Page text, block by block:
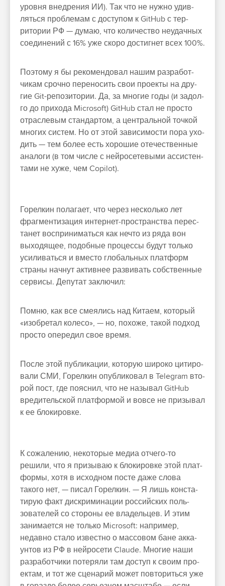
уров­ня внед­рения ИИ). Так что не нуж­но удив­
лять­ся проб­лемам с дос­тупом к GitHub с тер­
ритории РФ — думаю, что количес­тво неудач­ных
соеди­нений с 16% уже ско­ро дос­тигнет всех 100%.
По­это­му я бы рекомен­довал нашим раз­работ­
чикам сроч­но перено­сить свои про­екты на дру­
гие Git-репози­тории. Да, за мно­гие годы (и задол­
го до при­хода Microsoft) GitHub стал не прос­то
отрасле­вым стан­дартом, а цен­траль­ной точ­кой
мно­гих сис­тем. Но от этой зависи­мос­ти пора ухо­
дить — тем более есть хорошие оте­чес­твен­ные
ана­логи (в том чис­ле с ней­росете­выми ассистен­
тами не хуже, чем Copilot).
Го­рел­кин полага­ет, что через нес­коль­ко лет
фраг­менти­зация интернет‑прос­транс­тва перес­
танет вос­при­нимать­ся как неч­то из ряда вон
выходя­щее, подоб­ные про­цес­сы будут толь­ко
уси­ливать­ся и вмес­то гло­баль­ных плат­форм
стра­ны нач­нут активнее раз­вивать собс­твен­ные
сер­висы. Депутат зак­лючил:
Пом­ню, как все сме­ялись над Кита­ем, который
«изоб­ретал колесо», — но, похоже, такой под­ход
прос­то опе­редил свое вре­мя.
Пос­ле этой пуб­ликации, которую широко цитиро­
вали СМИ, Горел­кин опуб­ликовал в Telegram вто­
рой пост, где пояс­нил, что не называл GitHub
вре­дитель­ской плат­формой и вов­се не при­зывал
к ее бло­киров­ке.
К сожале­нию, некото­рые медиа отче­го‑то
решили, что я при­зываю к бло­киров­ке этой плат­
формы, хотя в исходном пос­те даже сло­ва
такого нет, — писал Горел­кин. — Я лишь кон­ста­
тирую факт дис­кри­мина­ции рос­сий­ских поль­
зовате­лей со сто­роны ее вла­дель­цев. И этим
занима­ется не толь­ко Microsoft: нап­ример,
недав­но ста­ло извес­тно о мас­совом бане акка­
унтов из РФ в ней­росети Claude. Мно­гие наши
раз­работ­чики потеря­ли там дос­туп к сво­им про­
ектам, и тот же сце­нарий может пов­торить­ся уже